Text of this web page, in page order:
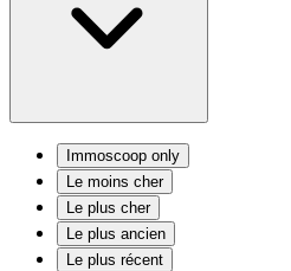
Immoscoop only
Le moins cher
Le plus cher
Le plus ancien
Le plus récent